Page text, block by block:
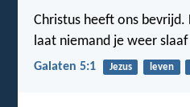
Christus heeft ons
laat niemand je weer
Galaten 5:1 Jezus leven